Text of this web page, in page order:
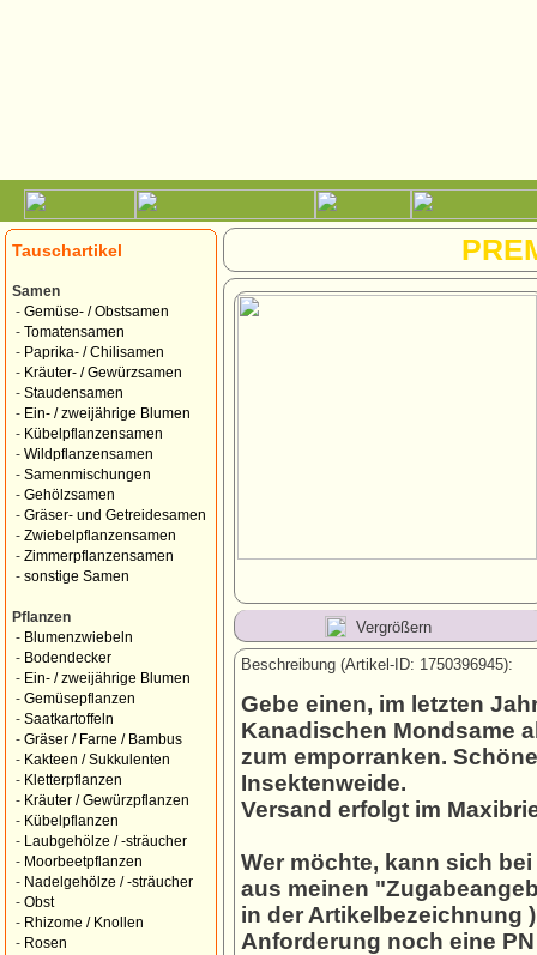
Tauschartikel
Samen
- Gemüse- / Obstsamen
- Tomatensamen
- Paprika- / Chilisamen
- Kräuter- / Gewürzsamen
- Staudensamen
- Ein- / zweijährige Blumen
- Kübelpflanzensamen
- Wildpflanzensamen
- Samenmischungen
- Gehölzsamen
- Gräser- und Getreidesamen
- Zwiebelpflanzensamen
- Zimmerpflanzensamen
- sonstige Samen
Pflanzen
- Blumenzwiebeln
- Bodendecker
- Ein- / zweijährige Blumen
- Gemüsepflanzen
- Saatkartoffeln
- Gräser / Farne / Bambus
- Kakteen / Sukkulenten
- Kletterpflanzen
- Kräuter / Gewürzpflanzen
- Kübelpflanzen
-
Laubgehölze / -sträucher
- Moorbeetpflanzen
- Nadelgehölze / -sträucher
- Obst
- Rhizome / Knollen
- Rosen
Vergrößern
Beschreibung (Artikel-ID: 1750396945):
Gebe einen, im letzten
Kanadischen Mondsame
zum emporranken.
Insektenweide.
Versand erfolgt im
Wer möchte, kann sich
aus meinen
in der Artikelbezeichnung
Anforderung noch eine